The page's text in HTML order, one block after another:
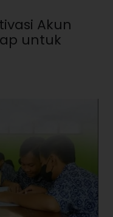
Akun
untuk